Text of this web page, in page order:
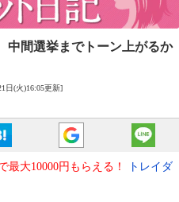
中間選挙までトーン上がるか
日(火)16:05更新]
大10000円もらえる！
トレイダ